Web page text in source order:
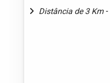
Distância de 3 Km -